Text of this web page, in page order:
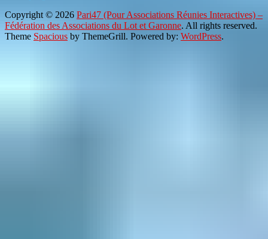
Copyright © 2026 Pari47 (Pour Associations Réunies Interactives) –
Fédération des Associations du Lot et Garonne. All rights reserved.
Theme Spacious by ThemeGrill. Powered by: WordPress.